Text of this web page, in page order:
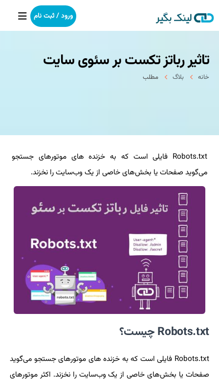
خانه
بکلینک
خدمات ما
درباره ما
آموزش
ورود / ثبت نام
تاثیر رباتز تکست بر سئوی سایت
خانه بلاگ مطلب
Robots.txt فایلی است که به خزنده های موتورهای جستجو
می‌گوید صفحات یا بخش‌های خاصی از یک وب‌سایت را نخزند.
Robots.txt چیست؟
Robots.txt فایلی است که به خزنده های موتورهای جستجو می‌گوید
صفحات یا بخش‌های خاصی از یک وب‌سایت را نخزند. اکثر موتورهای